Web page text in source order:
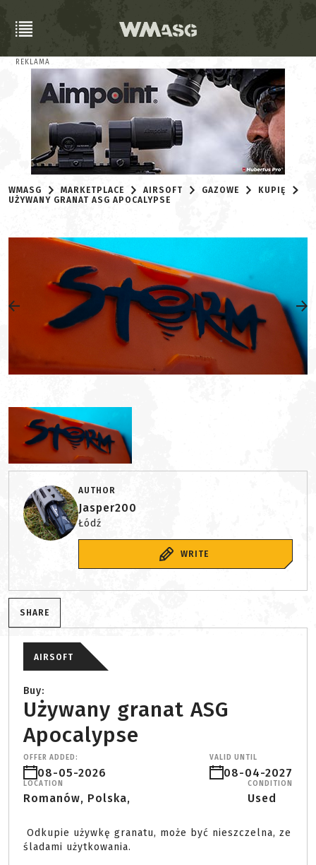
REKLAMA
WMASG MARKETPLACE AIRSOFT GAZOWE
KUPIĘ
UŻYWANY GRANAT ASG APOCALYPSE
AUTHOR
Jasper200
Łódź
WRITE
SHARE
AIRSOFT
Buy:
Używany granat ASG
Apocalypse
OFFER ADDED:
08-05-2026
VALID UNTIL
08-04-2027
LOCATION
Romanów, Polska,
CONDITION
Used
śladami użytkowania.